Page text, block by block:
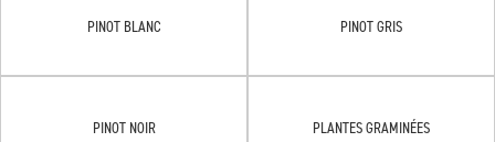
PINOT BLANC PINOT GRIS
PINOT NOIR PLANTES GRAMINÉES